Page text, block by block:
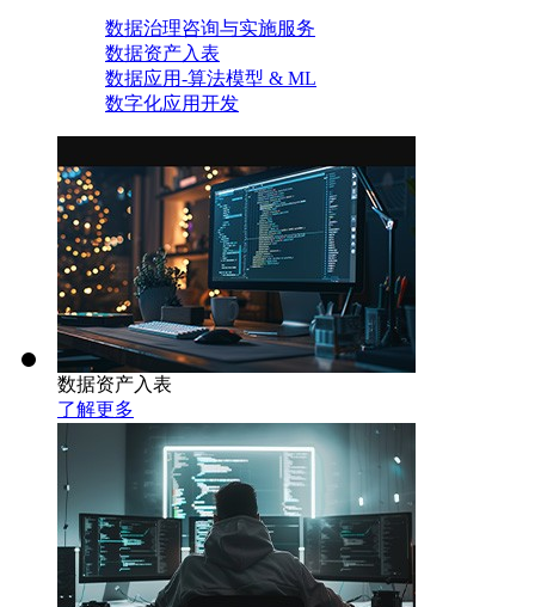
数据治理咨询与实施服务
数据资产入表
数据应用-算法模型 & ML
数字化应用开发
数据资产入表
了解更多